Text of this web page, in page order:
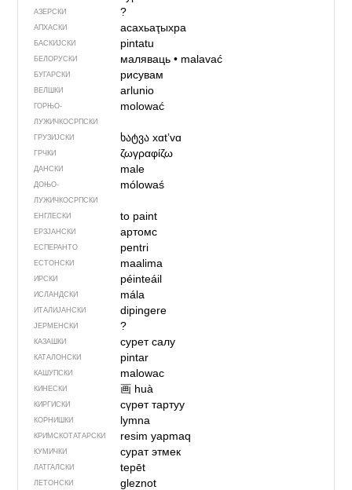
АЗЕРСКИ ?
АПХАСКИ асахьаҭыхра
БАСКИЈСКИ pintatu
БЕЛОРУСКИ маляваць• malavać
БУГАРСКИ рисувам
ВЕЛШКИ arlunio
ГОРЊО­
ЛУЖИЧКОСРПСКИ
molować
ГРУЗИЈСКИ ხატვაxɑtʼvɑ
ГРЧКИ ζωγραφίζω
ДАНСКИ male
ДОЊО­
ЛУЖИЧКОСРПСКИ
mólowaś
ЕНГЛЕСКИ to paint
ЕРЗЈАНСКИ артомс
ЕСПЕРАНТО pentri
ЕСТОНСКИ maalima
ИРСКИ péinteáil
ИСЛАНДСКИ mála
ИТАЛИЈАНСКИ dipingere
ЈЕРМЕНСКИ ?
КАЗАШКИ сурет салу
КАТАЛОНСКИ pintar
КАШУПСКИ malowac
КИНЕСКИ 画 huà
КИРГИСКИ сүрөт тартуу
КОРНИШКИ lymna
КРИМСКОТАТАРСКИ resim yapmaq
КУМИЧКИ сурат этмек
ЛАТГАЛСКИ tepēt
ЛЕТОНСКИ gleznot